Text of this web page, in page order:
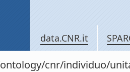
data.CNR.it
cnr/individuo/